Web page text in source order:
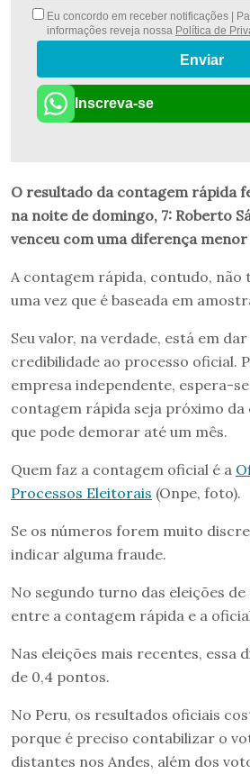
Eu concordo em receber notificações |
informações reveja nossa Política de
Enviar
Inscreva-se
O resultado da contagem rápida
na noite de domingo, 7: Roberto
venceu com uma diferença
A contagem rápida, contudo, não
uma vez que é baseada em
Seu valor, na verdade, está em
credibilidade ao processo oficial.
empresa independente, espera-
contagem rápida seja próximo
que pode demorar até um mês.
Quem faz a contagem oficial é a
Processos Eleitorais (Onpe, foto).
Se os números forem muito
indicar alguma fraude.
No segundo turno das eleições
entre a contagem rápida e a
Nas eleições mais recentes, essa
de 0,4 pontos.
No Peru, os resultados oficiais
porque é preciso contabilizar o
distantes nos Andes, além dos